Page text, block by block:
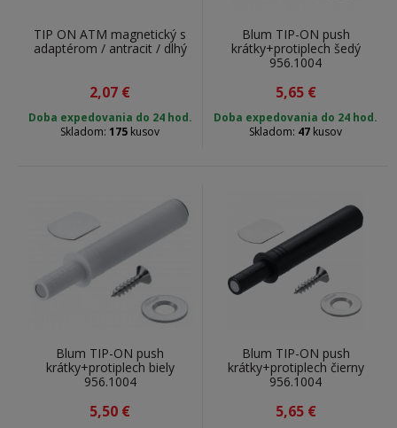
TIP ON ATM magnetický s
adaptérom / antracit / dlhý
2,07 €
Doba expedovania do 24 hod.
Skladom: 175 kusov
Blum TIP-ON push
krátky+protiplech šedý
956.1004
5,65 €
Doba expedovania do 24 hod.
Skladom: 47 kusov
Blum TIP-ON push
krátky+protiplech biely
956.1004
5,50 €
Blum TIP-ON push
krátky+protiplech čierny
956.1004
5,65 €